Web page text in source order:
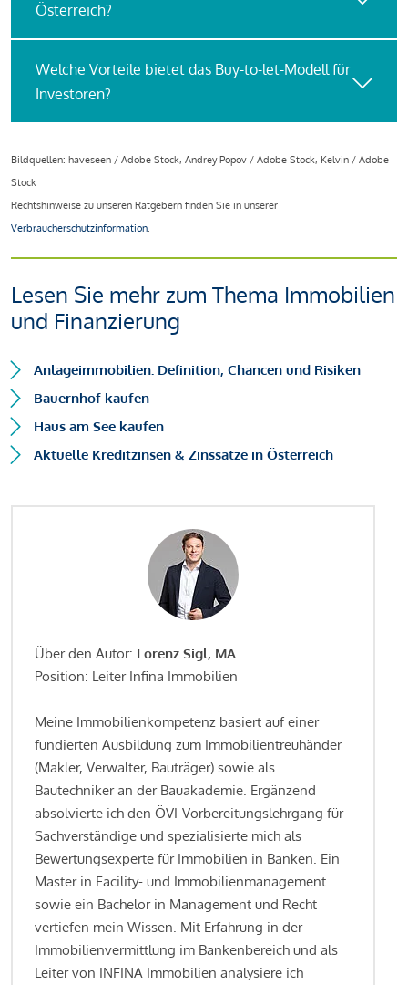
Österreich?
Welche Vorteile bietet das Buy-to-let-Modell für
Investoren?
Bildquellen: haveseen / Adobe Stock, Andrey Popov / Adobe Stock, Kelvin / Adobe
Stock
Rechtshinweise zu unseren Ratgebern finden Sie in unserer
Verbraucherschutzinformation
Lesen Sie mehr zum Thema Immobilien
und Finanzierung
Anlageimmobilien: Definition, Chancen und Risiken
Bauernhof kaufen
Haus am See kaufen
Aktuelle Kreditzinsen & Zinssätze in Österreich
Über den Autor: Lorenz Sigl, MA
Position: Leiter Infina Immobilien
Meine Immobilienkompetenz basiert auf einer
fundierten Ausbildung zum Immobilientreuhänder
(Makler, Verwalter, Bauträger) sowie als
Bautechniker an der Bauakademie. Ergänzend
absolvierte ich den ÖVI-Vorbereitungslehrgang für
Sachverständige und spezialisierte mich als
Bewertungsexperte für Immobilien in Banken. Ein
Master in Facility- und Immobilienmanagement
sowie ein Bachelor in Management und Recht
vertiefen mein Wissen. Mit Erfahrung in der
Immobilienvermittlung im Bankenbereich und als
Leiter von INFINA Immobilien analysiere ich